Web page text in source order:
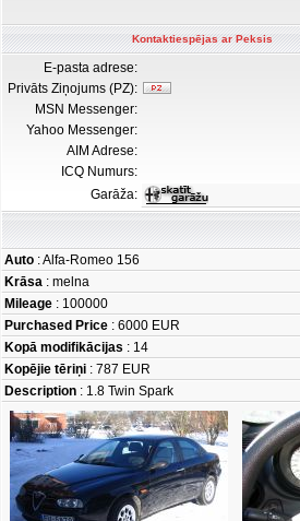
Kontaktiespējas ar Peksis
E-pasta adrese:
Privāts Ziņojums (PZ):
MSN Messenger:
Yahoo Messenger:
AIM Adrese:
ICQ Numurs:
Garāža:
Auto : Alfa-Romeo 156
Krāsa : melna
Mileage : 100000
Purchased Price : 6000 EUR
Kopā modifikācijas : 14
Kopējie tēriņi : 787 EUR
Description : 1.8 Twin Spark